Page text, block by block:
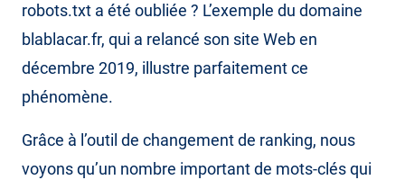
robots.txt a été oubliée ? L’exemple du domaine
blablacar.fr, qui a relancé son site Web en
décembre 2019, illustre parfaitement ce
phénomène.
Grâce à l’outil de changement de ranking, nous
voyons qu’un nombre important de mots-clés qui